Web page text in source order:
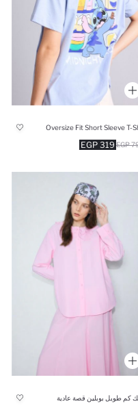
Oversize Fit Short Sleeve T-
319 EGP 799
كم طويل بوبلين قصة عادية